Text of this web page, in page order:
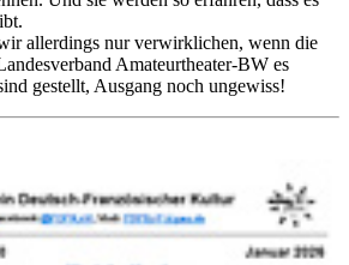
allerdings nur verwirklichen, wenn die
Amateurtheater-BW es
gestellt, Ausgang noch ungewiss!